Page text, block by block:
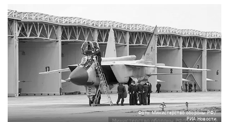
Фото: Министерство обороны РФ/
РИА Новости